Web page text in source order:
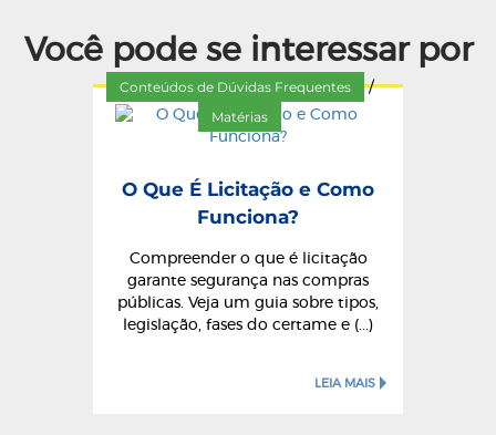
Você pode se interessar por
Conteúdos de Dúvidas Frequentes /
Matérias
O Que É Licitação e Como
Funciona?
Compreender o que é licitação
garante segurança nas compras
públicas. Veja um guia sobre tipos,
legislação, fases do certame e (...)
LEIA MAIS